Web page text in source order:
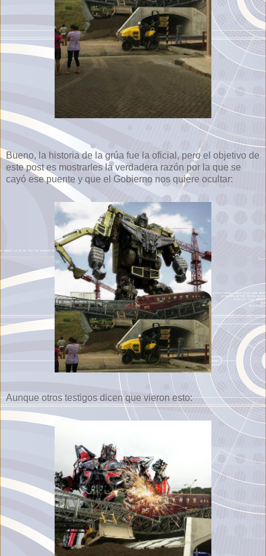
Bueno, la historia de la grúa fue la oficial, pero el objetivo de
este post es mostrarles la verdadera razón por la que se
cayó ese puente y que el Gobierno nos quiere ocultar:
Aunque otros testigos dicen que vieron esto: